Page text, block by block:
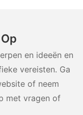
en ideeën en
vereisten. Ga
of neem
met vragen of